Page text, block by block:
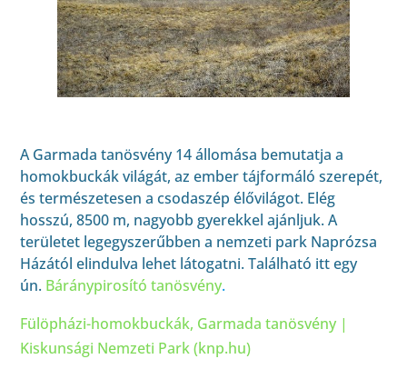
A Garmada tanösvény 14 állomása bemutatja a
homokbuckák világát, az ember tájformáló szerepét,
és természetesen a csodaszép élővilágot. Elég
hosszú, 8500 m, nagyobb gyerekkel ajánljuk. A
területet legegyszerűbben a nemzeti park Naprózsa
Házától elindulva lehet látogatni. Található itt egy
ún. Báránypirosító tanösvény.
Fülöpházi-homokbuckák, Garmada tanösvény |
Kiskunsági Nemzeti Park (knp.hu)